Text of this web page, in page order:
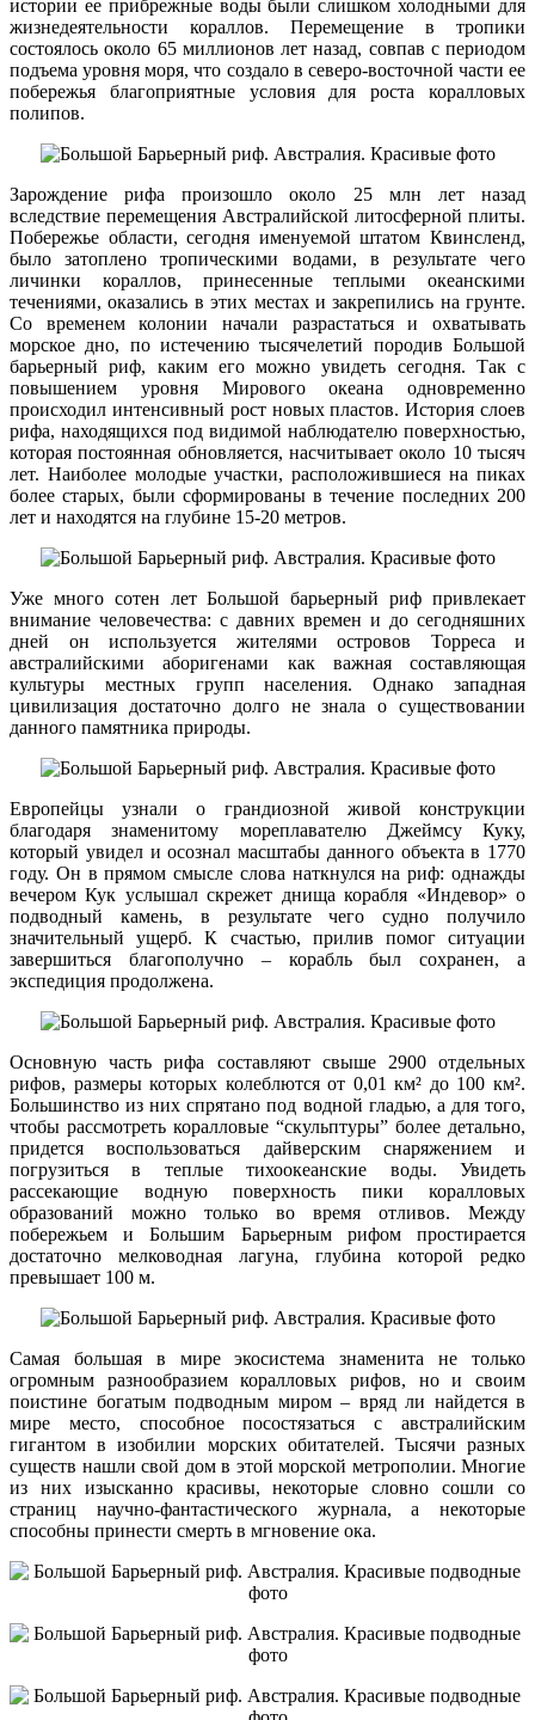
истории ее прибрежные воды были слишком холодными для
жизнедеятельности кораллов. Перемещение в тропики
состоялось около 65 миллионов лет назад, совпав с периодом
подъема уровня моря, что создало в северо-восточной части ее
побережья благоприятные условия для роста коралловых
полипов.
Зарождение рифа произошло около 25 млн лет назад
вследствие перемещения Австралийской литосферной плиты.
Побережье области, сегодня именуемой штатом Квинсленд,
было затоплено тропическими водами, в результате чего
личинки кораллов, принесенные теплыми океанскими
течениями, оказались в этих местах и закрепились на грунте.
Со временем колонии начали разрастаться и охватывать
морское дно, по истечению тысячелетий породив Большой
барьерный риф, каким его можно увидеть сегодня. Так с
повышением уровня Мирового океана одновременно
происходил интенсивный рост новых пластов. История слоев
рифа, находящихся под видимой наблюдателю поверхностью,
которая постоянная обновляется, насчитывает около 10 тысяч
лет. Наиболее молодые участки, расположившиеся на пиках
более старых, были сформированы в течение последних 200
лет и находятся на глубине 15-20 метров.
Уже много сотен лет Большой барьерный риф привлекает
внимание человечества: с давних времен и до сегодняшних
дней он используется жителями островов Торреса и
австралийскими аборигенами как важная составляющая
культуры местных групп населения. Однако западная
цивилизация достаточно долго не знала о существовании
данного памятника природы.
Европейцы узнали о грандиозной живой конструкции
благодаря знаменитому мореплавателю Джеймсу Куку,
который увидел и осознал масштабы данного объекта в 1770
году. Он в прямом смысле слова наткнулся на риф: однажды
вечером Кук услышал скрежет днища корабля «Индевор» о
подводный камень, в результате чего судно получило
значительный ущерб. К счастью, прилив помог ситуации
завершиться благополучно – корабль был сохранен, а
экспедиция продолжена.
Основную часть рифа составляют свыше 2900 отдельных
рифов, размеры которых колеблются от 0,01 км² до 100 км².
Большинство из них спрятано под водной гладью, а для того,
чтобы рассмотреть коралловые “скульптуры” более детально,
придется воспользоваться дайверским снаряжением и
погрузиться в теплые тихоокеанские воды. Увидеть
рассекающие водную поверхность пики коралловых
образований можно только во время отливов. Между
побережьем и Большим Барьерным рифом простирается
достаточно мелководная лагуна, глубина которой редко
превышает 100 м.
Самая большая в мире экосистема знаменита не только
огромным разнообразием коралловых рифов, но и своим
поистине богатым подводным миром – вряд ли найдется в
мире место, способное посостязаться с австралийским
гигантом в изобилии морских обитателей. Тысячи разных
существ нашли свой дом в этой морской метрополии. Многие
из них изысканно красивы, некоторые словно сошли со
страниц научно-фантастического журнала, а некоторые
способны принести смерть в мгновение ока.